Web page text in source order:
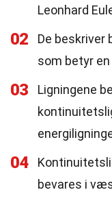
Leonhard
02
De beskriver
som betyr
03
Ligningene
04
bevares i